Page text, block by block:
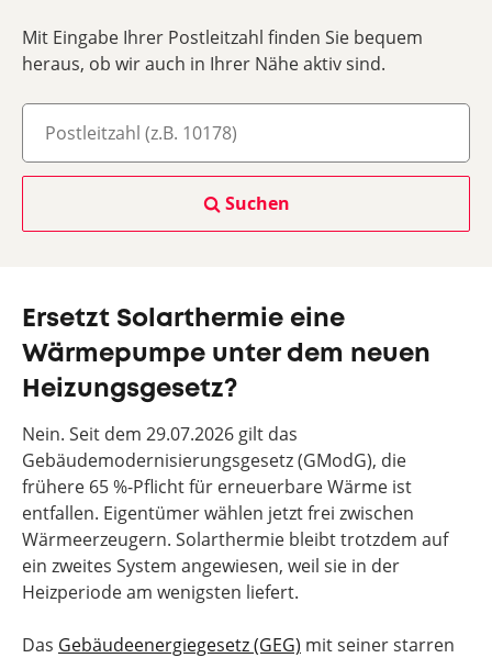
Mit Eingabe Ihrer Postleitzahl finden Sie bequem
heraus, ob wir auch in Ihrer Nähe aktiv sind.
Suchen
Ersetzt Solarthermie eine
Wärmepumpe unter dem neuen
Heizungsgesetz?
Nein. Seit dem 29.07.2026 gilt das
Gebäudemodernisierungsgesetz (GModG), die
frühere 65 %-Pflicht für erneuerbare Wärme ist
entfallen. Eigentümer wählen jetzt frei zwischen
Wärmeerzeugern. Solarthermie bleibt trotzdem auf
ein zweites System angewiesen, weil sie in der
Heizperiode am wenigsten liefert.
Das Gebäudeenergiegesetz (GEG) mit seiner starren